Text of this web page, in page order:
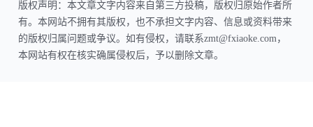
版权声明：本文章文字内容来自第三方投稿，版权归原始作者所
有。本网站不拥有其版权，也不承担文字内容、信息或资料带来
的版权归属问题或争议。如有侵权，请联系zmt@fxiaoke.com，
本网站有权在核实确属侵权后，予以删除文章。